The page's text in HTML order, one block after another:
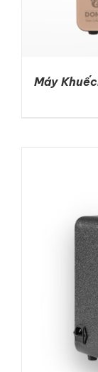
Máy